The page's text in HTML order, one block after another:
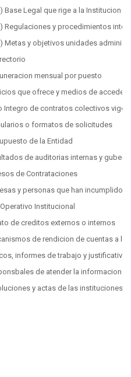
Base Legal que rige a la Institucion
Regulaciones y procedimientos
Metas y objetivos unidades
mensual por puesto
que ofrece y medios de acceder
Integro de contratos colectivos
o formatos de solicitudes
de la Entidad
de auditorias internas y
de Contrataciones
y personas que han incumplido
Institucional
de creditos externos o internos
de rendicion de cuentas a la
informes de trabajo y justificativos
de atender la informacion
y actas de las instituciones